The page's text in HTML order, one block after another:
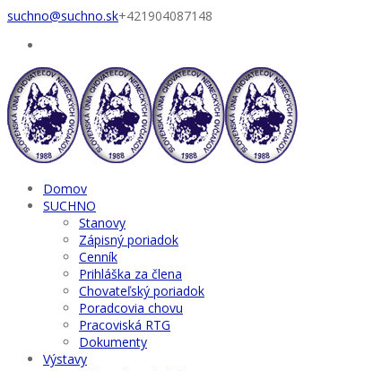
suchno@suchno.sk+421904087148
Domov
SUCHNO
Stanovy
Zápisný poriadok
Cenník
Prihláška za člena
Chovateľský poriadok
Poradcovia chovu
Pracoviská RTG
Dokumenty
Výstavy